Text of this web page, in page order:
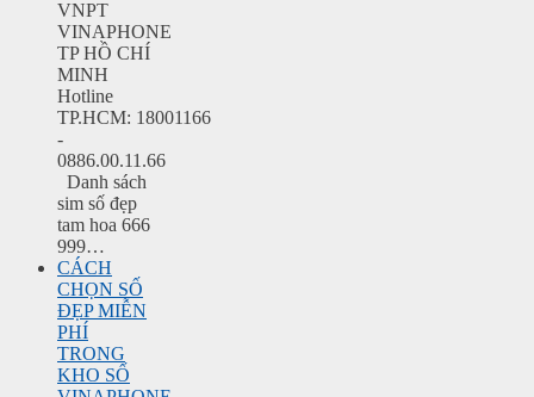
VNPT
VINAPHONE
TP HỒ CHÍ
MINH
Hotline
TP.HCM: 18001166
-
0886.00.11.66
Danh sách
sim số đẹp
tam hoa 666
999…
CÁCH
CHỌN SỐ
ĐẸP MIỄN
PHÍ
TRONG
KHO SỐ